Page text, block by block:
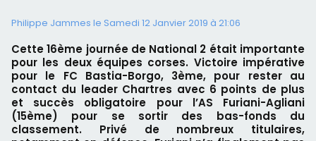
Philippe Jammes le Samedi 12 Janvier 2019 à 21:06
Cette 16ème journée de National 2 était importante
pour les deux équipes corses. Victoire impérative
pour le FC Bastia-Borgo, 3ème, pour rester au
contact du leader Chartres avec 6 points de plus
et succès obligatoire pour l’AS Furiani-Agliani
(15ème) pour se sortir des bas-fonds du
classement. Privé de nombreux titulaires,